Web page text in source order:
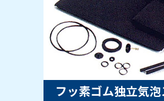
フッ素ゴム独立気